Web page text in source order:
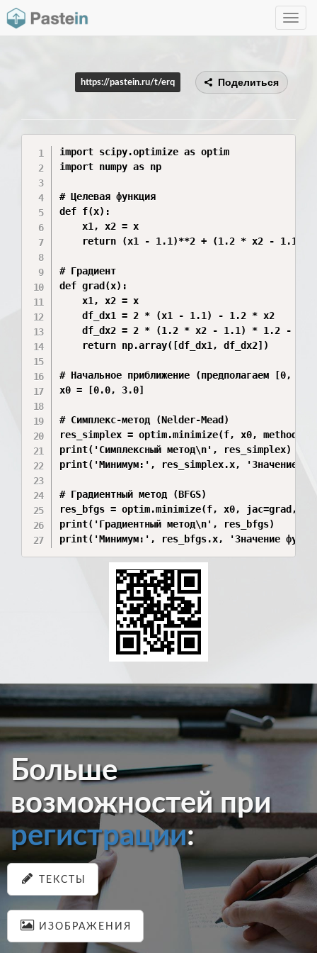
Toggle
https://pastein.ru/t/erq Поделиться
import scipy.optimize as optim
import numpy as np
# Целевая функция
def f(x):
    x1, x2 = x
return (x1 - 1.1)**2 + (1.2 * x2 -
# Градиент
def grad(x):
    x1, x2 = x
    df_dx1 = 2 * (x1 - 1.1) - 1.2 * x2
df_dx2 = 2 * (1.2 * x2 - 1.1) * 1.2 - 1.2
    return np.array([df_dx1, df_dx2])
# Начальное приближение (предполагаем [0,
x0 = [0.0, 3.0]
# Симплекс-метод (Nelder-Mead)
res_simplex = optim.minimize(f, x0,
print('Симплексный метод\n', res_simplex)
print('Минимум:', res_simplex.x, 'Значение
# Градиентный метод (BFGS)
res_bfgs = optim.minimize(f, x0, jac=grad,
print('Градиентный метод\n', res_bfgs)
print('Минимум:', res_bfgs.x, 'Значение
Больше
возможностей при
регистрации:
ТЕКСТЫ
ИЗОБРАЖЕНИЯ